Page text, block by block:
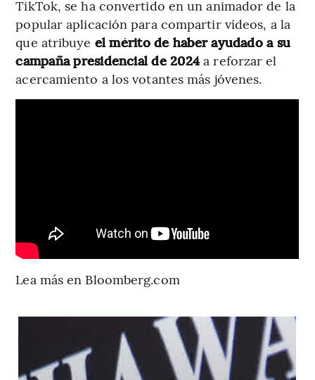
TikTok, se ha convertido en un animador de la
popular aplicación para compartir vídeos, a la
que atribuye el mérito de haber ayudado a su
campaña presidencial de 2024 a reforzar el
acercamiento a los votantes más jóvenes.
Lea más en Bloomberg.com